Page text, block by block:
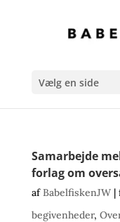
Vælg en side
Samarbejde
forlag om
afBabelfiskenJW|
begivenheder,